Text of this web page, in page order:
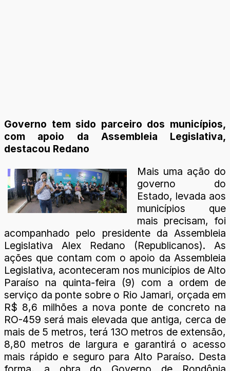
Governo tem sido parceiro dos municípios,
com apoio da Assembleia Legislativa,
destacou Redano
Mais uma ação do
governo do
Estado, levada aos
municípios que
mais precisam, foi
acompanhado pelo presidente da Assembleia
Legislativa Alex Redano (Republicanos). As
ações que contam com o apoio da Assembleia
Legislativa, aconteceram nos municípios de Alto
Paraíso na quinta-feira (9) com a ordem de
serviço da ponte sobre o Rio Jamari, orçada em
R$ 8,6 milhões a nova ponte de concreto na
RO-459 será mais elevada que antiga, cerca de
mais de 5 metros, terá 13O metros de extensão,
8,80 metros de largura e garantirá o acesso
mais rápido e seguro para Alto Paraíso. Desta